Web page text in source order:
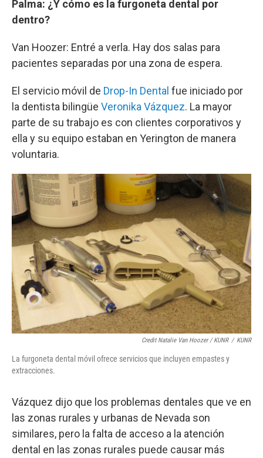
Palma: ¿Y cómo es la furgoneta dental por
dentro?
Van Hoozer: Entré a verla. Hay dos salas para
pacientes separadas por una zona de espera.
El servicio móvil de Drop-In Dental fue iniciado por
la dentista bilingüe Veronika Vázquez. La mayor
parte de su trabajo es con clientes corporativos y
ella y su equipo estaban en Yerington de manera
voluntaria.
Credit Natalie Van Hoozer / KUNR / KUNR
La furgoneta dental móvil ofrece servicios que incluyen empastes y
extracciones.
Vázquez dijo que los problemas dentales que ve en
las zonas rurales y urbanas de Nevada son
similares, pero la falta de acceso a la atención
dental en las zonas rurales puede causar más